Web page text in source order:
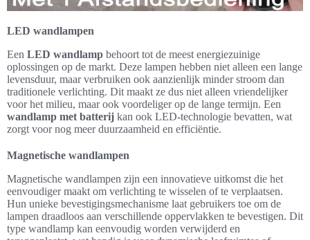
LED wandlampen
Een LED wandlamp behoort tot de meest energiezuinige
oplossingen op de markt. Deze lampen hebben niet alleen een lange
levensduur, maar verbruiken ook aanzienlijk minder stroom dan
traditionele verlichting. Dit maakt ze dus niet alleen vriendelijker
voor het milieu, maar ook voordeliger op de lange termijn. Een
wandlamp met batterij kan ook LED-technologie bevatten, wat
zorgt voor nog meer duurzaamheid en efficiëntie.
Magnetische wandlampen
Magnetische wandlampen zijn een innovatieve uitkomst die het
eenvoudiger maakt om verlichting te wisselen of te verplaatsen.
Hun unieke bevestigingsmechanisme laat gebruikers toe om de
lampen draadloos aan verschillende oppervlakken te bevestigen. Dit
type wandlamp kan eenvoudig worden verwijderd en